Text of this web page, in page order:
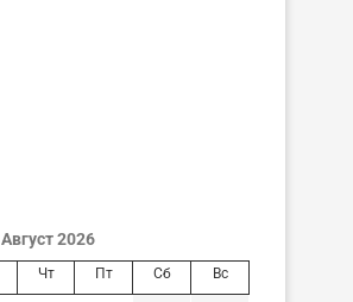
Август 2026
Чт Пт Сб Вс